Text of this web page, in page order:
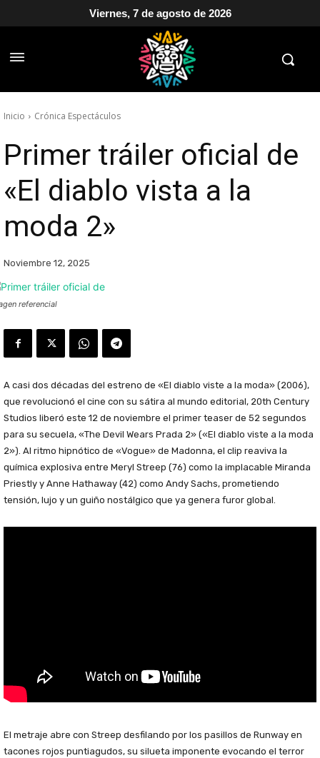
Viernes, 7 de agosto de 2026
Inicio Crónica Espectáculos
Primer tráiler oficial de
«El diablo vista a la
moda 2»
Noviembre 12, 2025
referencial
A casi dos décadas del estreno de «El diablo viste a la moda» (2006),
que revolucionó el cine con su sátira al mundo editorial, 20th Century
Studios liberó este 12 de noviembre el primer teaser de 52 segundos
para su secuela, «The Devil Wears Prada 2» («El diablo viste a la moda
2»). Al ritmo hipnótico de «Vogue» de Madonna, el clip reaviva la
química explosiva entre Meryl Streep (76) como la implacable Miranda
Priestly y Anne Hathaway (42) como Andy Sachs, prometiendo
tensión, lujo y un guiño nostálgico que ya genera furor global.
El metraje abre con Streep desfilando por los pasillos de Runway en
tacones rojos puntiagudos, su silueta imponente evocando el terror